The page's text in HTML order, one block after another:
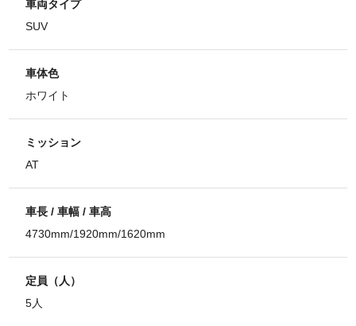
車両タイプ
SUV
車体色
ホワイト
ミッション
AT
車長 / 車幅 / 車高
4730mm/1920mm/1620mm
定員（人）
5人